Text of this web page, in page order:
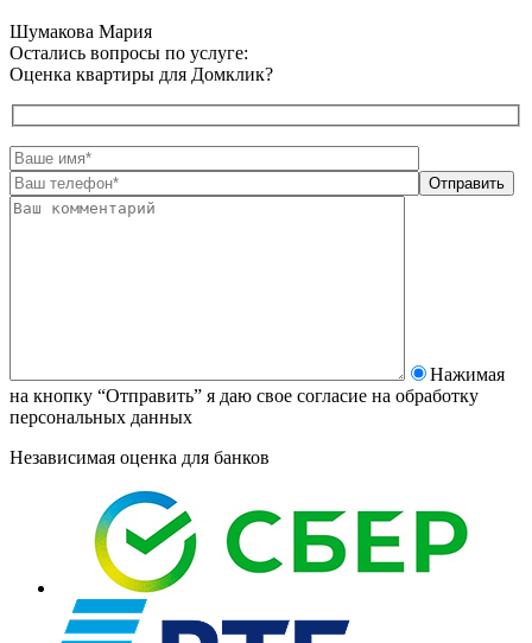
Шумакова Мария
Остались вопросы по услуге:
Оценка квартиры для Домклик?
Нажимая
на кнопку “Отправить” я даю свое согласие на обработку
персональных данных
Независимая оценка для банков